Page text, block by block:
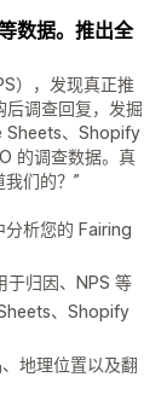
数据。推出全
），发现真正推
调查回复，发掘
Sheets、Shopify
的调查数据。真
们的？”
析您的 Fairing
于归因、NPS 等
、Shopify
地理位置以及翻